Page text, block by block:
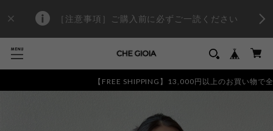
［注意事項］ご購入前に必ずご一読ください
【FREE SHIPPING】13,000円以上のお買い物で全国